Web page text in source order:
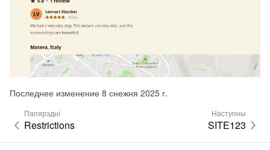
Последнее изменение 8 снежня 2025 г.
Папярэдні
Restrictions
Наступны
SITE123